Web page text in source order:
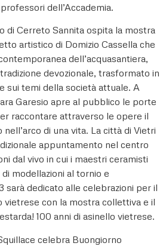
dell’Accademia.
di Cerreto Sannita ospita la mostra
artistico di Domizio Cassella che
dell’acquasantiera,
devozionale, trasformato in
sui temi della società attuale. A
Garesio apre al pubblico le porte
raccontare attraverso le opere il
di una vita. La città di Vietri
appuntamento nel centro
dal vivo in cui i maestri ceramisti
modellazioni al tornio e
sarà dedicato alle celebrazioni per il
vietrese con la mostra collettiva e il
100 anni di asinello vietrese.
celebra Buongiorno